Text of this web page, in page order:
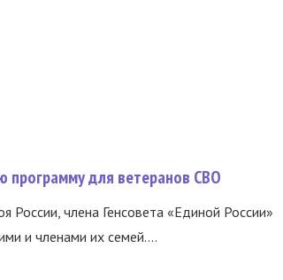
программу для ветеранов СВО
России, члена Генсовета «Единой России»
и членами их семей....